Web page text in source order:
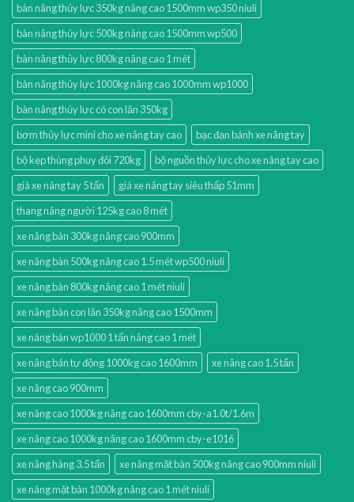
bàn nâng thủy lực 350kg nâng cao 1500mm wp350 niuli
bàn nâng thủy lực 500kg nâng cao 1500mm wp500
bàn nâng thủy lực 800kg nâng cao 1 mét
bàn nâng thủy lực 1000kg nâng cao 1000mm wp1000
bàn nâng thủy lực có con lăn 350kg
bơm thủy lực mini cho xe nâng tay cao
bạc đạn bánh xe nâng tay
bộ kẹp thùng phuy đôi 720kg
bộ nguồn thủy lực cho xe nâng tay cao
giá xe nâng tay 5 tấn
giá xe nâng tay siêu thấp 51mm
thang nâng người 125kg cao 8 mét
xe nâng bàn 300kg nâng cao 900mm
xe nâng bàn 500kg nâng cao 1.5 mét wp500 niuli
xe nâng bàn 800kg nâng cao 1 mét niuli
xe nâng bàn con lăn 350kg nâng cao 1500mm
xe nâng bàn wp1000 1 tấn nâng cao 1 mét
xe nâng bán tự động 1000kg cao 1600mm
xe nâng cao 1.5 tấn
xe nâng cao 900mm
xe nâng cao 1000kg nâng cao 1600mm cby-a1.0t/1.6m
xe nâng cao 1000kg nâng cao 1600mm cby-e1016
xe nâng hàng 3.5 tấn
xe nâng mặt bàn 500kg nâng cao 900mm niuli
xe nâng mặt bàn 1000kg nâng cao 1 mét niuli